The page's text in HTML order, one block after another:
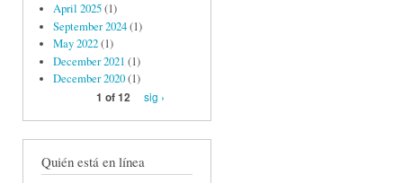
April 2025(1)
September 2024(1)
May 2022(1)
December 2021 (1)
December 2020(1)
1 of 12
sig ›
Quién está en línea